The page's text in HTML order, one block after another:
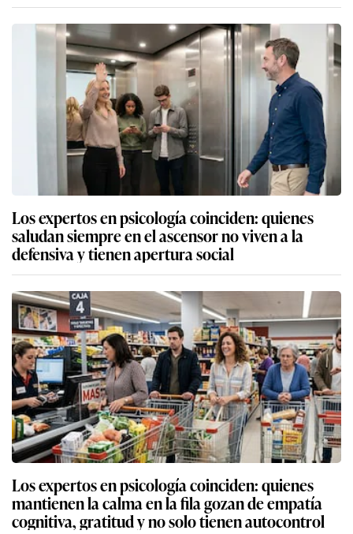
Los expertos en psicología coinciden: quienes
saludan siempre en el ascensor no viven a la
defensiva y tienen apertura social
Los expertos en psicología coinciden: quienes
mantienen la calma en la fila gozan de empatía
cognitiva, gratitud y no solo tienen autocontrol